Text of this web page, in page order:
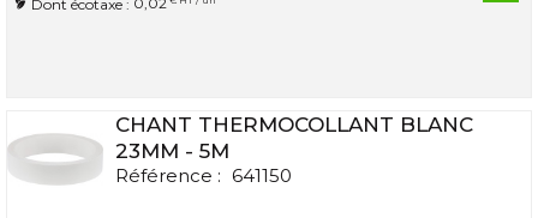
Dont écotaxe :
CHANT THERMOCOLLANT BLANC
23MM - 5M
Référence : 641150